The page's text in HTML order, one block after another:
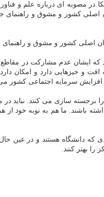
مصوبه ای درباره علم و
اصلی کشور و مشوق و
اصلی کشور و مشوق و
ایشان عدم مشارکت در مقاطع
و خیزهایی دارد و امکان
افزایش سرمایه اجتماعی کشور
برجسته سازی می کنند. نباید
باشند. ما هم به نوبه خود
که دانشگاه هستند و در
بهتر کنند.